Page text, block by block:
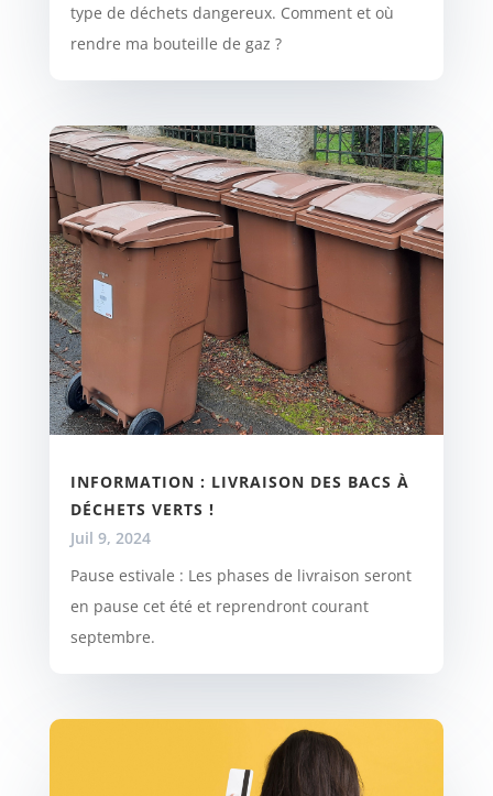
type de déchets dangereux. Comment et où
rendre ma bouteille de gaz ?
INFORMATION : LIVRAISON DES BACS À
DÉCHETS VERTS !
Juil 9, 2024
Pause estivale : Les phases de livraison seront
en pause cet été et reprendront courant
septembre.